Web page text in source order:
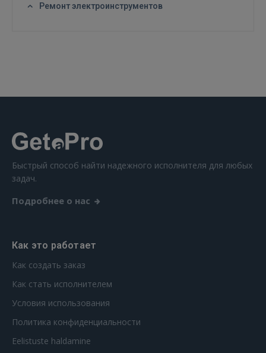
ВОЙТИ
 Sign in with Apple
Ещё не зарегистрированы?
Ремонт электроинструментов
Быстрый способ найти надежного исполнителя для любых
задач.
Подробнее о нас
Как это работает
Как создать заказ
Как стать исполнителем
Условия использования
Политика конфиденциальности
Eelistuste haldamine